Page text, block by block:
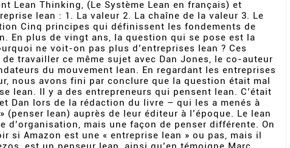
Lean Thinking, (Le Système Lean en français) et
lean : 1. La valeur 2. La chaîne de la valeur 3. Le
Cinq principes qui définissent les fondements de
En plus de vingt ans, la question qui se pose est la
ne voit-on pas plus d’entreprises lean ? Ces
travailler ce même sujet avec Dan Jones, le co-auteur
du mouvement lean. En regardant les entreprises
nous avons fini par conclure que la question était mal
lean. Il y a des entrepreneurs qui pensent lean. C’était
Dan lors de la rédaction du livre – qui les a menés à
lean) auprès de leur éditeur à l’époque. Le lean
d’organisation, mais une façon de penser différente. On
si Amazon est une « entreprise lean » ou pas, mais il